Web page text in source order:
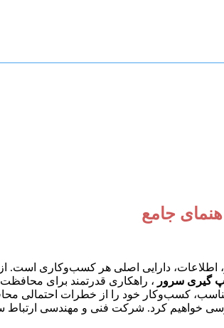
جامع
اطلاعات، دارایی اصلی هر کسب‌وکاری
گیری سرور ، راهکاری قدرتمند برای محافظت
کسب‌وکار خود را از خطرات احتمالی
خواهیم کرد. شرکت فنی و مهندسی ارتباط